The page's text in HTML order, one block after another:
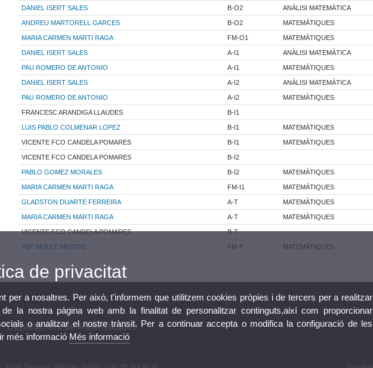
DANIEL ISERT SALES B-O2 ANÀLISI MATEMÀTICA
ANDREU MARTORELL GARCES B-O2 MATEMÀTIQUES
MARIA CARMEN MARTI RAGA FM-O1 MATEMÀTIQUES
DANIEL ISERT SALES A-I1 ANÀLISI MATEMÀTICA
PAU ROMERO DE ANTONIO A-I1 MATEMÀTIQUES
DANIEL ISERT SALES A-I2 ANÀLISI MATEMÀTICA
PAU ROMERO DE ANTONIO A-I2 MATEMÀTIQUES
FRANCESC ARANDIGA LLAUDES B-I1
LUIS PABLO COLMENAR LOPEZ B-I1 MATEMÀTIQUES
VICENTE FCO CANDELA POMARES B-I1 MATEMÀTIQUES
VICENTE FCO CANDELA POMARES B-I2
PABLO GOMEZ MORALES B-I2 MATEMÀTIQUES
MARIA CARMEN MARTI RAGA FM-I1 MATEMÀTIQUES
GLADSTON DUARTE FERREIRA A-T MATEMÀTIQUES
MARIA CARMEN MARTI RAGA A-T MATEMÀTIQUES
VICENTE FCO CANDELA POMARES B-T
PEP MULET MESTRE FM-T MATEMÀTIQUES
Departament de Matemàtiques
46100 Burjassot. València. Telèfon: (+34) 96 354 40 85 Avís legal
de privacitat
per a nosaltres. Per això, t'informem que utilitzem cookies pròpies i de tercers per a realitzar
la nostra pàgina web amb la finalitat de personalitzar continguts,així com proporcionar
o analitzar el nostre trànsit. Per a continuar accepta o modifica la configuració de les
més informació Més informació